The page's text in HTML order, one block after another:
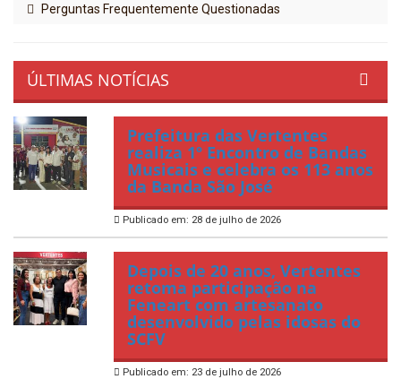
Perguntas Frequentemente Questionadas
ÚLTIMAS NOTÍCIAS
Prefeitura das Vertentes
realiza 1º Encontro de Bandas
Musicais e celebra os 113 anos
da Banda São José
Publicado em: 28 de julho de 2026
Depois de 20 anos, Vertentes
retoma participação na
Feneart com artesanato
desenvolvido pelas idosas do
SCFV
Publicado em: 23 de julho de 2026